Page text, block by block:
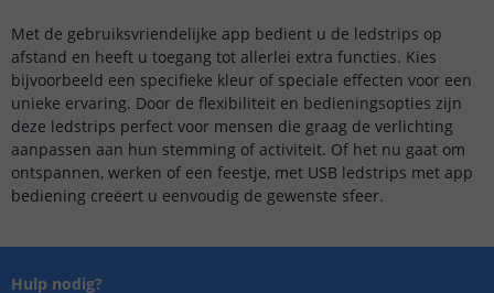
Met de gebruiksvriendelijke app bedient u de ledstrips op
afstand en heeft u toegang tot allerlei extra functies. Kies
bijvoorbeeld een specifieke kleur of speciale effecten voor een
unieke ervaring. Door de flexibiliteit en bedieningsopties zijn
deze ledstrips perfect voor mensen die graag de verlichting
aanpassen aan hun stemming of activiteit. Of het nu gaat om
ontspannen, werken of een feestje, met USB ledstrips met app
bediening creëert u eenvoudig de gewenste sfeer.
Hulp nodig?